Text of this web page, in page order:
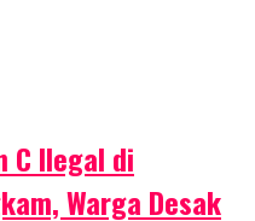
C Ilegal di
Warga Desak